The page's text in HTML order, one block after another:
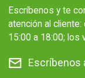
Escríbenos y te
atención al
15:00 a 18:00; los
Escríbenos